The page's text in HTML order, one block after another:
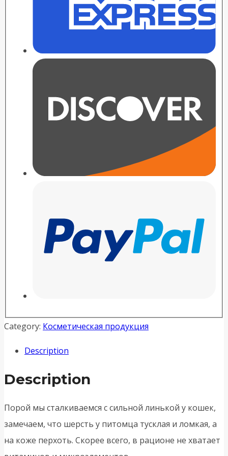
Category: Косметическая продукция
Description
Description
Порой мы сталкиваемся с сильной линькой у кошек,
замечаем, что шерсть у питомца тусклая и ломкая, а
на коже перхоть. Скорее всего, в рационе не хватает